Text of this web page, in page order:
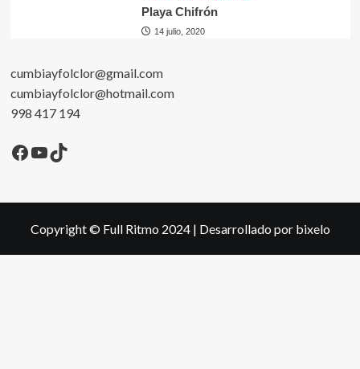
Playa Chifrón
14 julio, 2020
cumbiayfolclor@gmail.com
cumbiayfolclor@hotmail.com
998 417 194
Facebook
YouTube
TikTok
Copyright © Full Ritmo 2024 | Desarrollado por bixelo